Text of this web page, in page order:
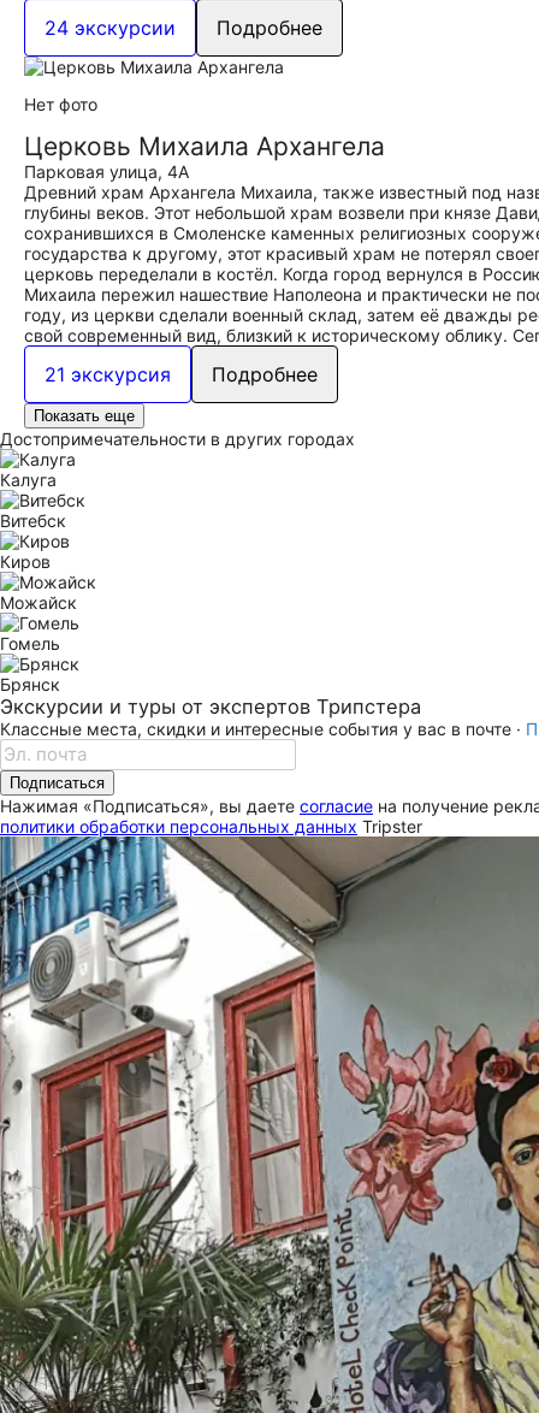
24 экскурсии Подробнее
Нет фото
Церковь Михаила Архангела
Парковая улица, 4А
Древний храм Архангела Михаила, также известный под
глубины веков. Этот небольшой храм возвели при князе
сохранившихся в Смоленске каменных религиозных
государства к другому, этот красивый храм не потерял
церковь переделали в костёл. Когда город вернулся в
Михаила пережил нашествие Наполеона и практически не
году, из церкви сделали военный склад, затем её дважды
свой современный вид, близкий к историческому облику.
21 экскурсия Подробнее
Показать еще
Достопримечательности в других городах
Калуга
Витебск
Киров
Можайск
Гомель
Брянск
Экскурсии и туры от экспертов Трипстера
Классные места, скидки и интересные события у вас в почте ·
Подписаться
Нажимая «Подписаться», вы даете согласие на получение
политики обработки персональных данных Tripster